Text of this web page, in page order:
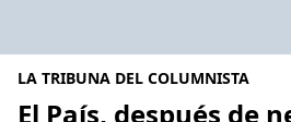
LA TRIBUNA DEL COLUMNISTA
El País, después de